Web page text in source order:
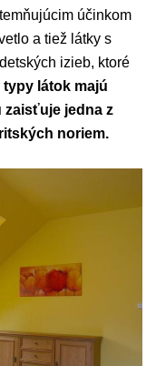
účinkom
a tiež látky s
izieb, ktoré
typy látok majú
jedna z
noriem.